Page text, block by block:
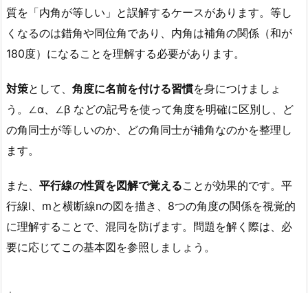
質を「内角が等しい」と誤解するケースがあります。等し
くなるのは錯角や同位角であり、内角は補角の関係（和が
180度）になることを理解する必要があります。
対策として、 角度に名前を付ける習慣を身につけましょ
う。∠α、∠β などの記号を使って角度を明確に区別し、ど
の角同士が等しいのか、どの角同士が補角なのかを整理し
ます。
また、 平行線の性質を図解で覚えることが効果的です。平
行線l、mと横断線nの図を描き、8つの角度の関係を視覚的
に理解することで、混同を防げます。問題を解く際は、必
要に応じてこの基本図を参照しましょう。